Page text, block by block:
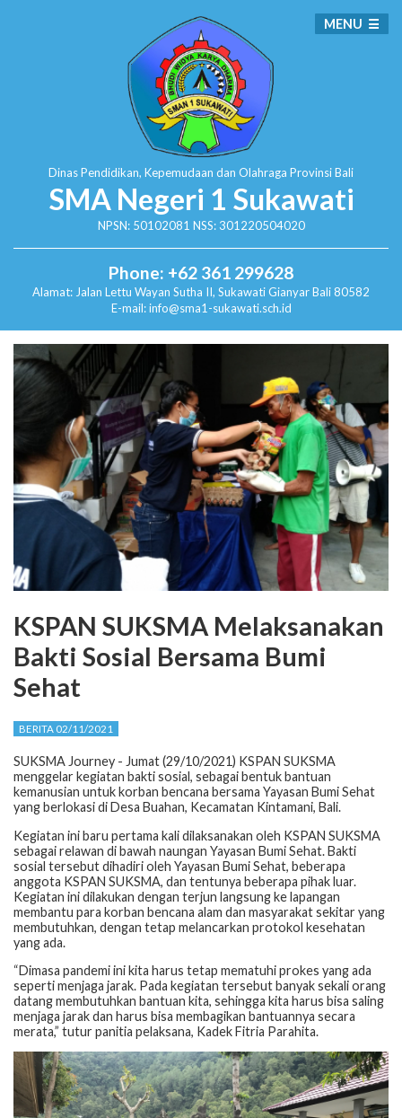
Dinas Pendidikan, Kepemudaan dan Olahraga Provinsi Bali
SMA Negeri 1 Sukawati
NPSN: 50102081 NSS: 301220504020
Phone: +62 361 299628
Alamat: Jalan Lettu Wayan Sutha II, SukawatiGianyar Bali 80582
E-mail: info@sma1-sukawati.sch.id
MENU
KSPAN SUKSMA Melaksanakan
Bakti Sosial Bersama Bumi
Sehat
BERITA 02/11/2021
SUKSMA Journey - Jumat (29/10/2021) KSPAN SUKSMA
menggelar kegiatan bakti sosial, sebagai bentuk bantuan
kemanusian untuk korban bencana bersama Yayasan Bumi Sehat
yang berlokasi di Desa Buahan, Kecamatan Kintamani, Bali.
Kegiatan ini baru pertama kali dilaksanakan oleh KSPAN SUKSMA
sebagai relawan di bawah naungan Yayasan Bumi Sehat. Bakti
sosial tersebut dihadiri oleh Yayasan Bumi Sehat, beberapa
anggota KSPAN SUKSMA, dan tentunya beberapa pihak luar.
Kegiatan ini dilakukan dengan terjun langsung ke lapangan
membantu para korban bencana alam dan masyarakat sekitar yang
membutuhkan, dengan tetap melancarkan protokol kesehatan
yang ada.
“Dimasa pandemi ini kita harus tetap mematuhi prokes yang ada
seperti menjaga jarak. Pada kegiatan tersebut banyak sekali orang
datang membutuhkan bantuan kita, sehingga kita harus bisa saling
menjaga jarak dan harus bisa membagikan bantuannya secara
merata,” tutur panitia pelaksana, Kadek Fitria Parahita.